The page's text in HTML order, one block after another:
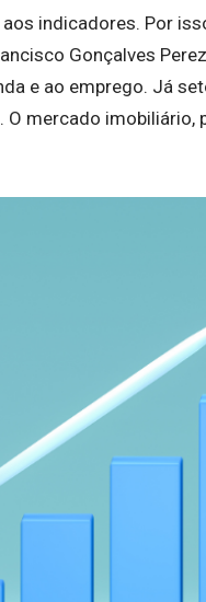
indicadores. Por
Gonçalves
e ao emprego. Já
mercado imobiliário,